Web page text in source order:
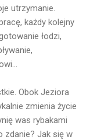
utrzymanie.
każdy kolejny
łodzi,
Obok Jeziora
zmienia życie
was rybakami
zdanie? Jak się w